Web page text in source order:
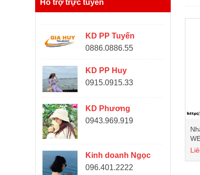
Hỗ trợ trực tuyến
KD PP Tuyến
0886.0886.55
KD PP Huy
0915.0915.33
KD Phương
0943.969.919
Kinh doanh Ngọc
096.401.2222